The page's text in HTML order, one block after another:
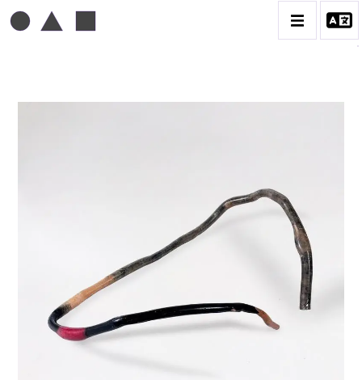
CATALOGUE DES OEUVRES
CONTACT